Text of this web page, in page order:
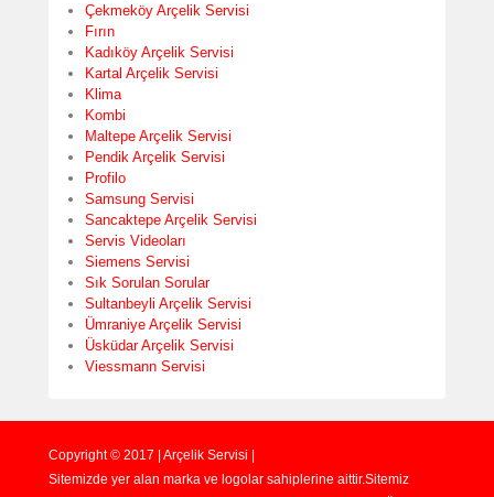
Çekmeköy Arçelik Servisi
Fırın
Kadıköy Arçelik Servisi
Kartal Arçelik Servisi
Klima
Kombi
Maltepe Arçelik Servisi
Pendik Arçelik Servisi
Profilo
Samsung Servisi
Sancaktepe Arçelik Servisi
Servis Videoları
Siemens Servisi
Sık Sorulan Sorular
Sultanbeyli Arçelik Servisi
Ümraniye Arçelik Servisi
Üsküdar Arçelik Servisi
Viessmann Servisi
Copyright © 2017 | Arçelik Servisi |
Sitemizde yer alan marka ve logolar sahiplerine aittir.Sitemiz